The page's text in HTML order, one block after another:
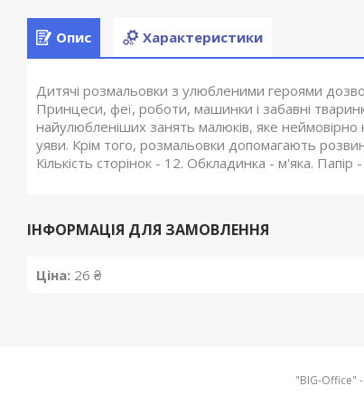
Опис Характеристики
Дитячі розмальовки з улюбленими героями
Принцеси, феї, роботи, машинки і забавні
найулюбленіших занять малюків, яке неймовірно
уяви. Крім того, розмальовки допомагають
Кількість сторінок - 12. Обкладинка - м'яка. Папір
ІНФОРМАЦІЯ ДЛЯ ЗАМОВЛЕННЯ
Ціна: 26 ₴